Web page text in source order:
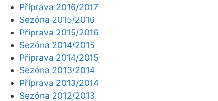
Příprava 2016/2017
Sezóna 2015/2016
Příprava 2015/2016
Sezóna 2014/2015
Příprava 2014/2015
Sezóna 2013/2014
Příprava 2013/2014
Sezóna 2012/2013